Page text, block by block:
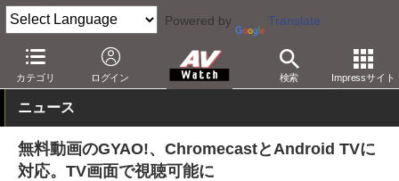
Powered by Translate
カテゴリ ログイン 検索 Impressサイト
AV Watch コンテンツ・サービス 映像配信 GYAO!
ニュース
無料動画のGYAO!、ChromecastとAndroid TVに
対応。TV画面で視聴可能に